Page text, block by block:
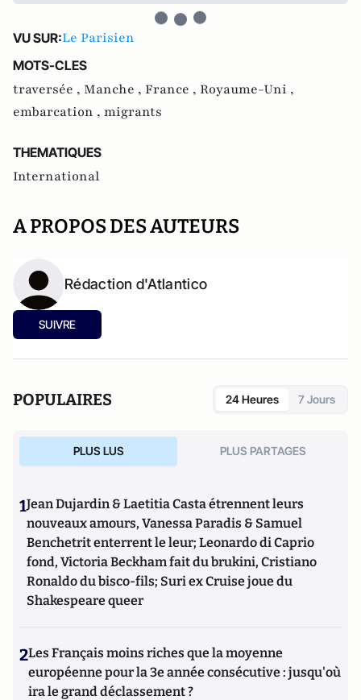
VU SUR:Le Parisien
MOTS-CLES
traversée , Manche , France , Royaume-Uni ,
embarcation , migrants
THEMATIQUES
International
A PROPOS DES AUTEURS
Rédaction d'Atlantico
SUIVRE
POPULAIRES 24 Heures 7 Jours
PLUS LUS PLUS PARTAGES
1Jean Dujardin & Laetitia Casta étrennent leurs
nouveaux amours, Vanessa Paradis & Samuel
Benchetrit enterrent le leur; Leonardo di Caprio
fond, Victoria Beckham fait du brukini, Cristiano
Ronaldo du bisco-fils; Suri ex Cruise joue du
Shakespeare queer
2Les Français moins riches que la moyenne
européenne pour la 3e année consécutive : jusqu'où
ira le grand déclassement ?